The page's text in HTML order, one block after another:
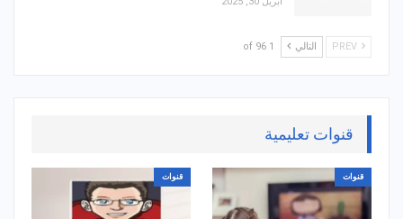
التالي 1 of 96
قنوات تعليمية
قنوات قنوات